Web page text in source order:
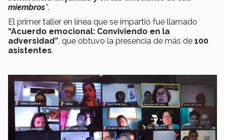
miembros”.
El primer taller en línea que se impartió fue llamado
“Acuerdo emocional: Conviviendo en la
adversidad” , que obtuvo la presencia de más de 100
asistentes.